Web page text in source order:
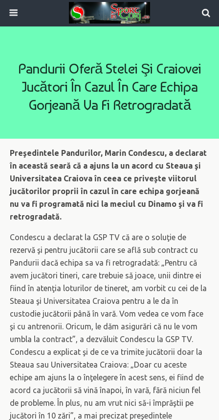
Pandurii Oferă Stelei Şi Craiovei
Jucători În Cazul În Care Echipa
Gorjeană Va Fi Retrogradată
Preşedintele Pandurilor, Marin Condescu, a declarat
în această seară că a ajuns la un acord cu Steaua şi
Universitatea Craiova în ceea ce priveşte viitorul
jucătorilor proprii în cazul în care echipa gorjeană
nu va fi programată nici la meciul cu Dinamo şi va fi
retrogradată.
Condescu a declarat la GSP TV că are o soluţie de
rezervă şi pentru jucătorii care se află sub contract cu
Pandurii dacă echipa sa va fi retrogradată: „Pentru că
avem jucători tineri, care trebuie să joace, unii dintre ei
fiind în atenţia loturilor de tineret, am vorbit cu cei de la
Steaua şi Universitatea Craiova pentru a le da în
custodie jucătorii până în vară. Vom vedea ce vom face
şi cu antrenorii. Oricum, le dăm asigurări că nu le vom
umbla la contract”, a dezvăluit Condescu la GSP TV.
Condescu a explicat şi de ce va trimite jucătorii doar la
Steaua sau Universitatea Craiova: „Doar cu aceste
echipe am ajuns la o înţelegere în acest sens, ei fiind de
acord ca jucătorii să vină înapoi, în vară, fără niciun fel
de probleme. În plus, nu am vrut nici să-i împrăştii pe
jucători în 10 zări”, a mai precizat preşedintele